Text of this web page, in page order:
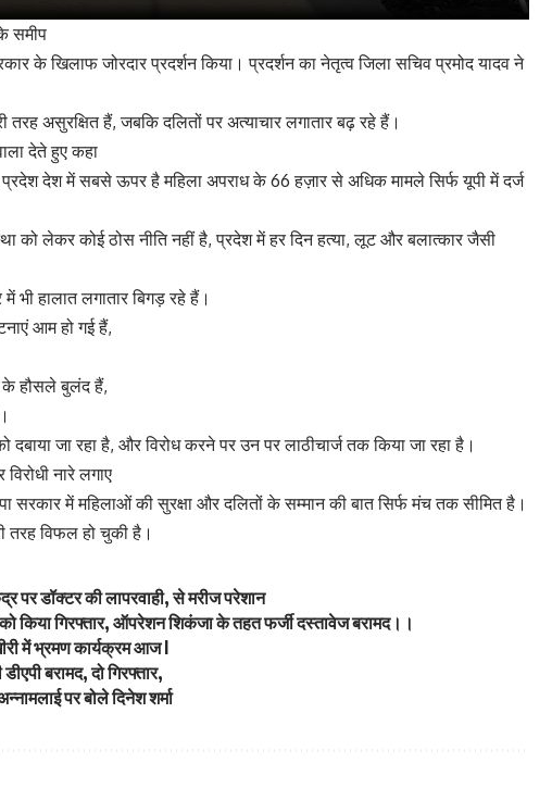
समीप
के खिलाफ जोरदार प्रदर्शन किया। प्रदर्शन का नेतृत्व जिला सचिव प्रमोद यादव ने
तरह असुरक्षित हैं, जबकि दलितों पर अत्याचार लगातार बढ़ रहे हैं।
देते हुए कहा
प्रदेश देश में सबसे ऊपर है महिला अपराध के 66 हज़ार से अधिक मामले सिर्फ यूपी में दर्ज
को लेकर कोई ठोस नीति नहीं है, प्रदेश में हर दिन हत्या, लूट और बलात्कार जैसी
भी हालात लगातार बिगड़ रहे हैं।
आम हो गई हैं,
के हौसले बुलंद हैं,
जा रहा है, और विरोध करने पर उन पर लाठीचार्ज तक किया जा रहा है।
नारे लगाए
सरकार में महिलाओं की सुरक्षा और दलितों के सम्मान की बात सिर्फ मंच तक सीमित है।
तरह विफल हो चुकी है।
पर डॉक्टर की लापरवाही, से मरीज परेशान
को किया गिरफ्तार, ऑपरेशन शिकंजा के तहत फर्जी दस्तावेज बरामद।।
में भ्रमण कार्यक्रम आज l
बरामद, दो गिरफ्तार,
पर बोले दिनेश शर्मा